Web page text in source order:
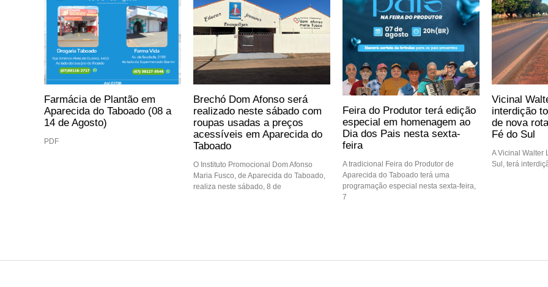
Farmácia de Plantão em
Aparecida do Taboado (08 a
14 de Agosto)
PDF
Brechó Dom Afonso será
realizado neste sábado com
roupas usadas a preços
acessíveis em Aparecida do
Taboado
O Instituto Promocional Dom Afonso
Maria Fusco, de Aparecida do Taboado,
realiza neste sábado, 8 de
Feira do Produtor terá edição
especial em homenagem ao
Dia dos Pais nesta sexta-
feira
A tradicional Feira do Produtor de
Aparecida do Taboado terá uma
programação especial nesta sexta-feira,
7
Vicinal
interdição
de nova
Fé do Sul
A Vicinal Walter
Sul, terá